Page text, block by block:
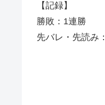
【記録】
勝敗：1連勝
先バレ・先読み